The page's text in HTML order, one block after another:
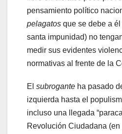
pensamiento político
pelagatos que se debe a
santa impunidad) no
medir sus evidentes
normativas al frente de la
El subrogante ha pasado
izquierda hasta el
incluso una llegada
Revolución Ciudadana